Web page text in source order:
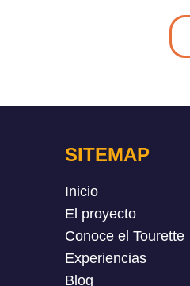
SITEMAP
Inicio
El proyecto
Conoce el Tourette
Experiencias
Blog